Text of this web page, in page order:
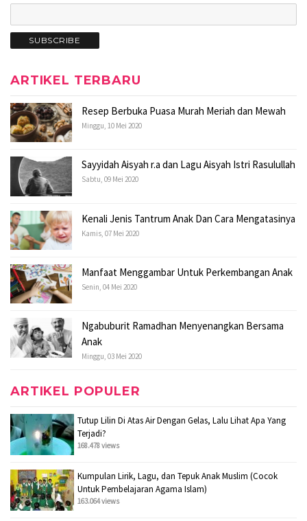
ARTIKEL TERBARU
Resep Berbuka Puasa Murah Meriah dan Mewah
Minggu, 10 Mei 2020
Sayyidah Aisyah r.a dan Lagu Aisyah Istri Rasulullah
Sabtu, 09 Mei 2020
Kenali Jenis Tantrum Anak Dan Cara Mengatasinya
Kamis, 07 Mei 2020
Manfaat Menggambar Untuk Perkembangan Anak
Senin, 04 Mei 2020
Ngabuburit Ramadhan Menyenangkan Bersama
Anak
Minggu, 03 Mei 2020
ARTIKEL POPULER
Tutup Lilin Di Atas Air Dengan Gelas, Lalu Lihat Apa Yang
Terjadi?
168.478 views
Kumpulan Lirik, Lagu, dan Tepuk Anak Muslim (Cocok
Untuk Pembelajaran Agama Islam)
163.064 views